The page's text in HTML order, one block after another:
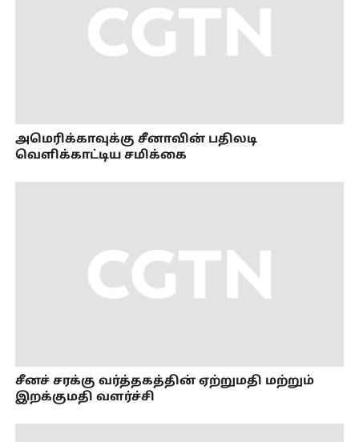
அமெரிக்காவுக்கு சீனாவின் பதிலடி
வெளிக்காட்டிய சமிக்கை
சீனச் சரக்கு வர்த்தகத்தின் ஏற்றுமதி மற்றும்
இறக்குமதி வளர்ச்சி